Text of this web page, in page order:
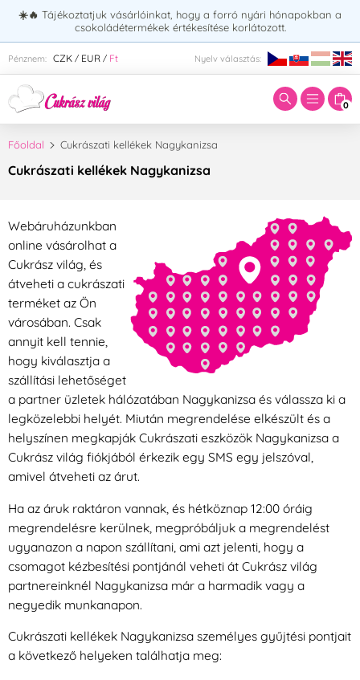
☀️🔥 Tájékoztatjuk vásárlóinkat, hogy a forró nyári hónapokban a
csokoládétermékek értékesítése korlátozott.
Pénznem: CZK / EUR / Ft Nyelv választás:
0
Adja meg a keresett kifejezést:
Főoldal Cukrászati kellékek Nagykanizsa
Cukrászati kellékek Nagykanizsa
Webáruházunkban
online vásárolhat a
Cukrász világ, és
átveheti a cukrászati
terméket az Ön
városában. Csak
annyit kell tennie,
hogy kiválasztja a
szállítási lehetőséget
a partner üzletek hálózatában Nagykanizsa és válassza ki a
legközelebbi helyét. Miután megrendelése elkészült és a
helyszínen megkapják Cukrászati eszközök Nagykanizsa a
Cukrász világ fiókjából érkezik egy SMS egy jelszóval,
amivel átveheti az árut.
Ha az áruk raktáron vannak, és hétköznap 12:00 óráig
megrendelésre kerülnek, megpróbáljuk a megrendelést
ugyanazon a napon szállítani, ami azt jelenti, hogy a
csomagot kézbesítési pontjánál veheti át Cukrász világ
partnereinknél Nagykanizsa már a harmadik vagy a
negyedik munkanapon.
Cukrászati kellékek Nagykanizsa személyes gyűjtési pontjait
a következő helyeken találhatja meg: